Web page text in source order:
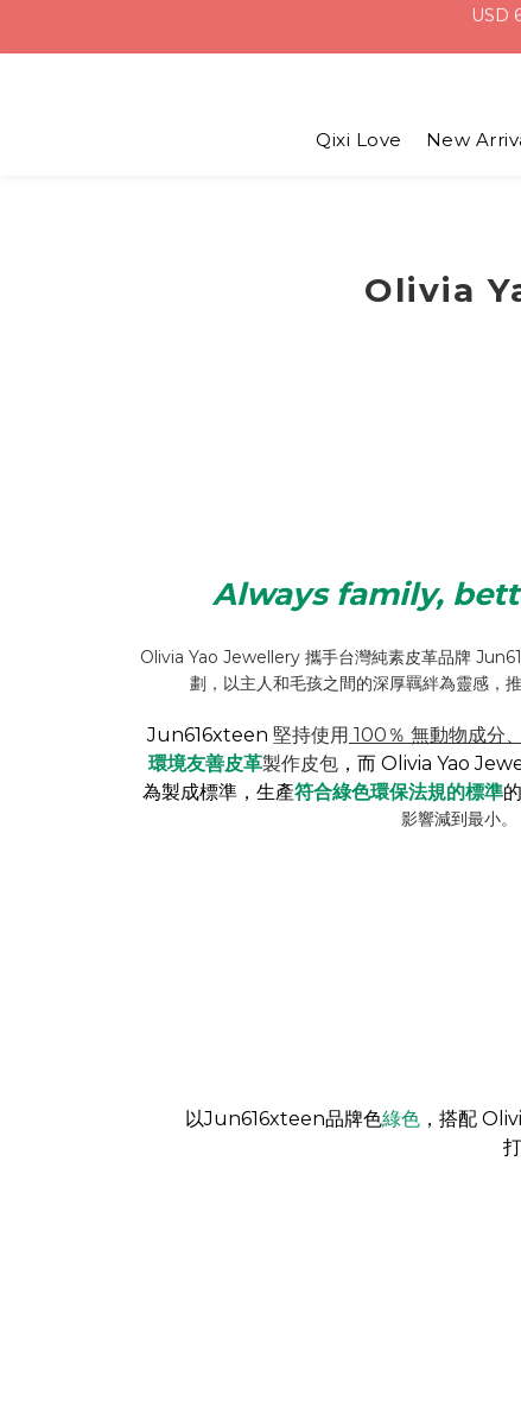
Qixi Love New
Olivia
Always family,
Olivia Yao Jewellery 攜手台灣純素皮革品牌
劃，以主人和毛孩之間的深厚羈絆為靈感，
Jun616xteen 堅持使用 100％ 無動物成分
環境友善皮革製作皮包，而 Olivia Yao
為製成標準，生產符合綠色環保法規的標準
影響減到最小。
以Jun616xteen品牌色綠色， 搭配